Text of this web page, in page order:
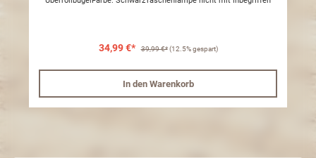
34,99 €* 39,99 €* (12.5% gespart)
In den Warenkorb